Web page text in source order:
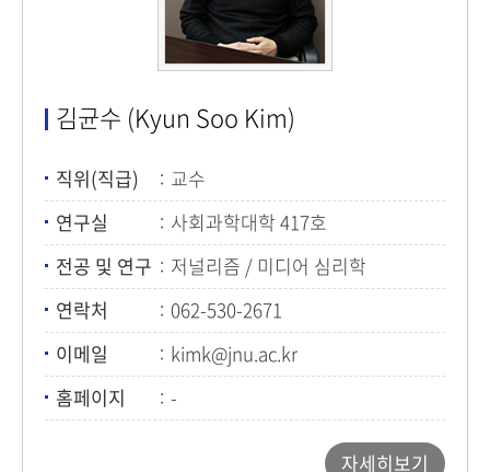
김균수 (Kyun Soo Kim)
직위(직급)
교수
연구실
사회과학대학 417호
전공 및 연구
저널리즘 / 미디어 심리학
연락처
062-530-2671
이메일
kimk@jnu.ac.kr
홈페이지
-
자세히보기